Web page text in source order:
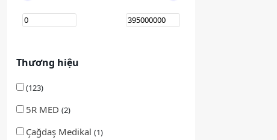
Thương hiệu
(123)
5R MED (2)
Çağdaş Medikal (1)